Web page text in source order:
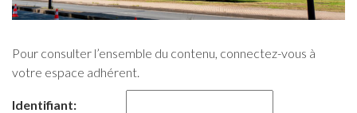
Pour consulter l’ensemble du contenu, connectez-vous à
votre espace adhérent.
Identifiant: